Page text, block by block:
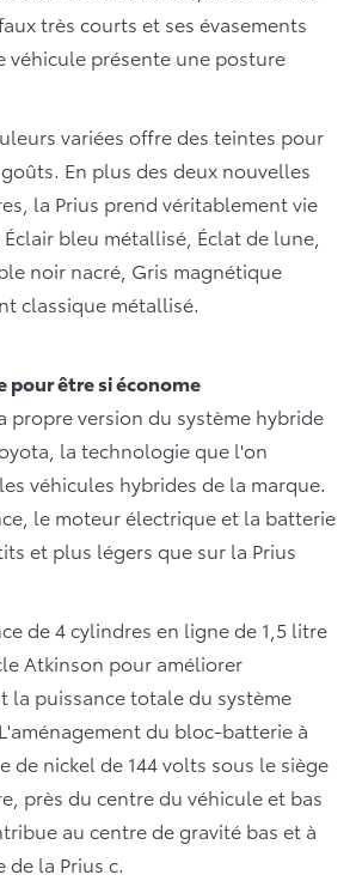
très courts et ses évasements
véhicule présente une posture
variées offre des teintes pour
En plus des deux nouvelles
la Prius prend véritablement vie
bleu métallisé, Éclat de lune,
noir nacré, Gris magnétique
classique métallisé.
être si économe
propre version du système hybride
la technologie que l'on
véhicules hybrides de la marque.
le moteur électrique et la batterie
et plus légers que sur la Prius
de 4 cylindres en ligne de 1,5 litre
Atkinson pour améliorer
la puissance totale du système
du bloc-batterie à
de nickel de 144 volts sous le siège
près du centre du véhicule et bas
au centre de gravité bas et à
de la Prius c.